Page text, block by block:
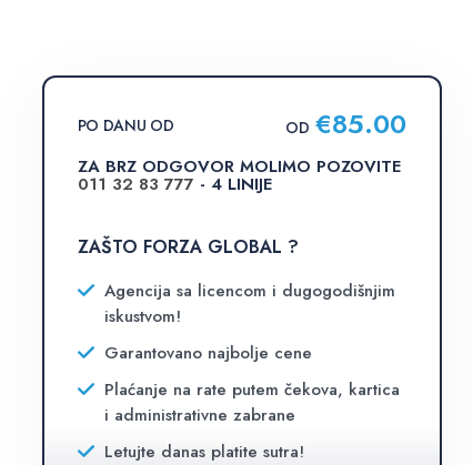
PO DANU OD OD €85.00
ZA BRZ ODGOVOR MOLIMO POZOVITE
011 32 83 777 - 4 LINIJE
ZAŠTO FORZA GLOBAL ?
Agencija sa licencom i dugogodišnjim
iskustvom!
Garantovano najbolje cene
Plaćanje na rate putem čekova, kartica
i administrativne zabrane
Letujte danas platite sutra!